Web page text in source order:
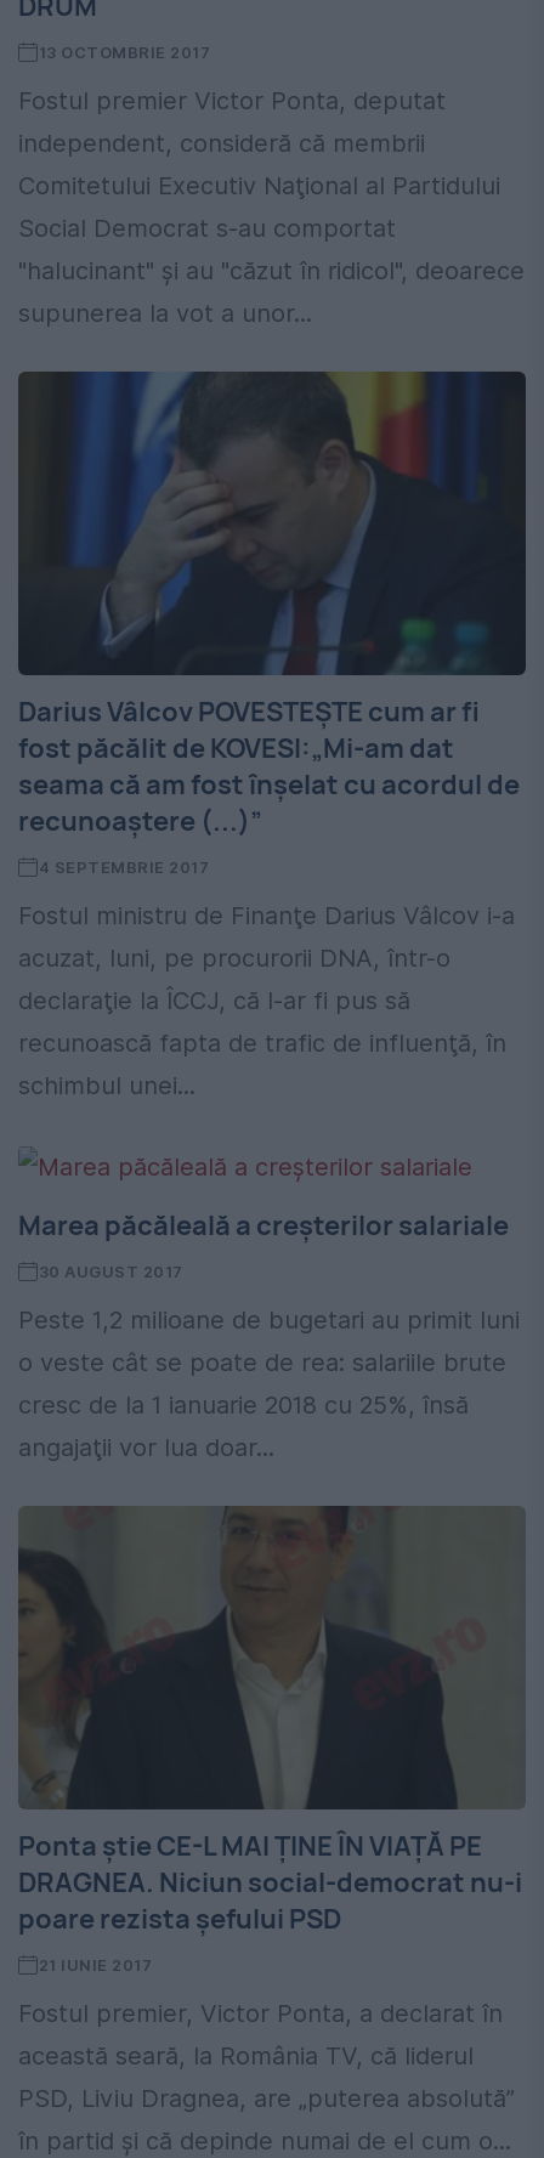
13 OCTOMBRIE 2017
Fostul premier Victor Ponta, deputat
independent, consideră că membrii
Comitetului Executiv Naţional al Partidului
Social Democrat s-au comportat
"halucinant" şi au "căzut în ridicol", deoarece
supunerea la vot a unor...
Darius Vâlcov POVESTEȘTE cum ar fi
fost păcălit de KOVESI:„Mi-am dat
seama că am fost înşelat cu acordul de
recunoaştere (...)”
4 SEPTEMBRIE 2017
Fostul ministru de Finanţe Darius Vâlcov i-a
acuzat, luni, pe procurorii DNA, într-o
declaraţie la ÎCCJ, că l-ar fi pus să
recunoască fapta de trafic de influenţă, în
schimbul unei...
Marea păcăleală a creșterilor salariale
30 AUGUST 2017
Peste 1,2 milioane de bugetari au primit luni
o veste cât se poate de rea: salariile brute
cresc de la 1 ianuarie 2018 cu 25%, însă
angajaţii vor lua doar...
Ponta știe CE-L MAI ȚINE ÎN VIAȚĂ PE
DRAGNEA. Niciun social-democrat nu-i
poare rezista șefului PSD
21 IUNIE 2017
Fostul premier, Victor Ponta, a declarat în
această seară, la România TV, că liderul
PSD, Liviu Dragnea, are „puterea absolută”
în partid și că depinde numai de el cum o...